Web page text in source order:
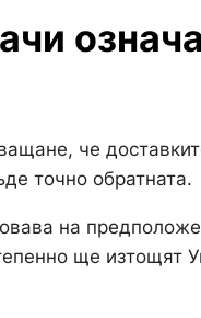
че
точно обратната.
на
ще изтощят